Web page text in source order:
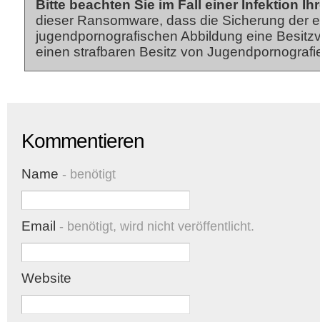
Bitte beachten Sie im Fall einer Infektion
dieser Ransomware, dass die Sicherung der
jugendpornografischen Abbildung eine
einen strafbaren Besitz von
Kommentieren
Name - benötigt
Email - benötigt, wird nicht veröffentlicht.
Website